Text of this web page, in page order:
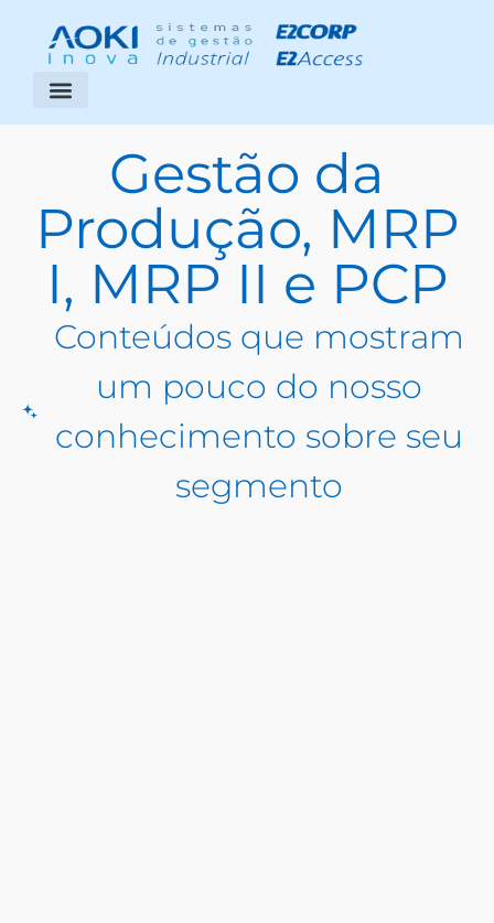
Gestão da
Produção, MRP
I, MRP II e PCP
Conteúdos que mostram
um pouco do nosso
conhecimento sobre seu
segmento